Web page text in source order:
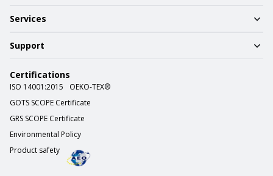
Services
Support
Certifications
ISO 14001:2015
OEKO-TEX®
GOTS SCOPE Certificate
GRS SCOPE Certificate
Environmental Policy
Product safety